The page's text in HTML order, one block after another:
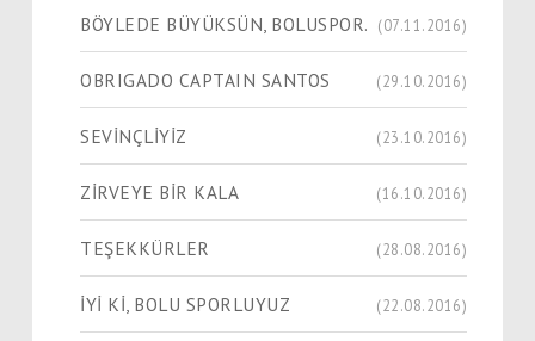
BÖYLEDE BÜYÜKSÜN, BOLUSPOR. (07.11.2016)
OBRIGADO CAPTAIN SANTOS (29.10.2016)
SEVİNÇLİYİZ (23.10.2016)
ZİRVEYE BİR KALA (16.10.2016)
TEŞEKKÜRLER (28.08.2016)
İYİ Kİ, BOLU SPORLUYUZ (22.08.2016)